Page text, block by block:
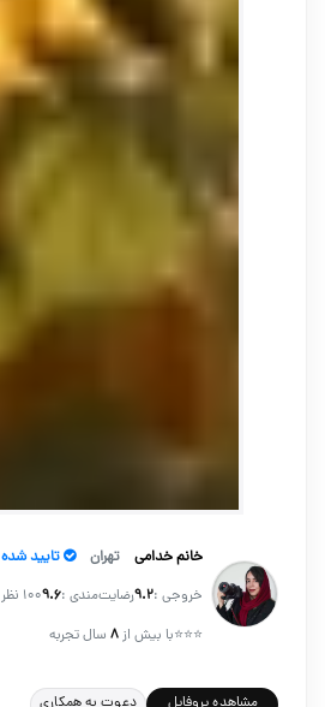
خانم خدامی تهران تایید شده
خروجی :۹.۲رضایت‌مندی :۹.۶100 نظر
⭐⭐⭐با بیش از۸ سال تجربه